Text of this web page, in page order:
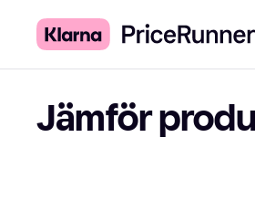
Jämför